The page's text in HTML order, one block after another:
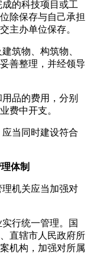
的科技项目或工
除保存与自己承担
主办单位保存。
筑物、构筑物、
善整理，并经领导
品的费用，分别
费中开支。
当同时建设符合
体制
机关应当加强对
行统一管理。国
直辖市人民政府所
机构，加强对所属